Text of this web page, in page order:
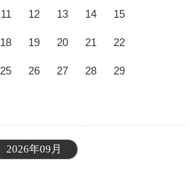
11 12 13 14 15
18 19 20 21 22
25 26 27 28 29
2026年09月